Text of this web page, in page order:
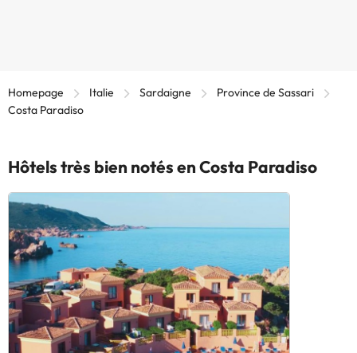
Homepage Italie Sardaigne
Province de Sassari
Costa Paradiso
Hôtels très bien notés en Costa Paradiso